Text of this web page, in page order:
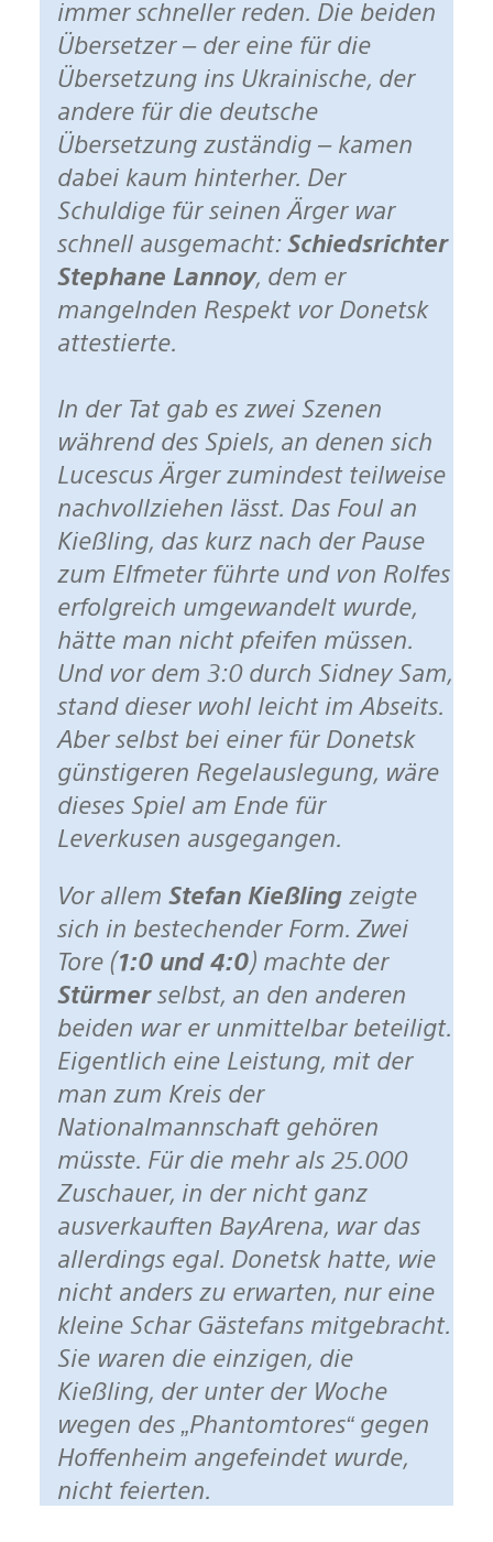
immer schneller reden. Die beiden
Übersetzer – der eine für die
Übersetzung ins Ukrainische, der
andere für die deutsche
Übersetzung zuständig – kamen
dabei kaum hinterher. Der
Schuldige für seinen Ärger war
schnell ausgemacht: Schiedsrichter
Stephane Lannoy, dem er
mangelnden Respekt vor Donetsk
attestierte.
In der Tat gab es zwei Szenen
während des Spiels, an denen sich
Lucescus Ärger zumindest teilweise
nachvollziehen lässt. Das Foul an
Kießling, das kurz nach der Pause
zum Elfmeter führte und von Rolfes
erfolgreich umgewandelt wurde,
hätte man nicht pfeifen müssen.
Und vor dem 3:0 durch Sidney Sam,
stand dieser wohl leicht im Abseits.
Aber selbst bei einer für Donetsk
günstigeren Regelauslegung, wäre
dieses Spiel am Ende für
Leverkusen ausgegangen.
Vor allem Stefan Kießlingzeigte
sich in bestechender Form. Zwei
Tore (1:0 und 4:0) machte der
Stürmerselbst, an den anderen
beiden war er unmittelbar beteiligt.
Eigentlich eine Leistung, mit der
man zum Kreis der
Nationalmannschaft gehören
müsste. Für die mehr als 25.000
Zuschauer, in der nicht ganz
ausverkauften BayArena, war das
allerdings egal. Donetsk hatte, wie
nicht anders zu erwarten, nur eine
kleine Schar Gästefans mitgebracht.
Sie waren die einzigen, die
Kießling, der unter der Woche
wegen des „Phantomtores“ gegen
Hoffenheim angefeindet wurde,
nicht feierten.